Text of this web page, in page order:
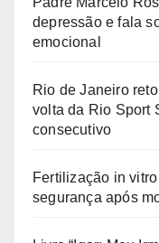
depressão e fala
emocional
Rio de Janeiro
volta da Rio Sport
consecutivo
Fertilização in
segurança após